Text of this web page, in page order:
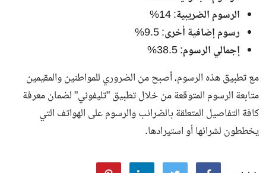
الرسوم الضريبية: 14%
رسوم إضافية أخرى: 9.5%
إجمالي الرسوم: 38.5%
مع تطبيق هذه الرسوم، أصبح من الضروري للمواطنين والمقيمين
متابعة الرسوم المتوقعة من خلال تطبيق "تليفوني" لضمان معرفة
كافة التفاصيل المتعلقة بالضرائب والرسوم على الهواتف التي
يخططون لشرائها أو استيرادها.